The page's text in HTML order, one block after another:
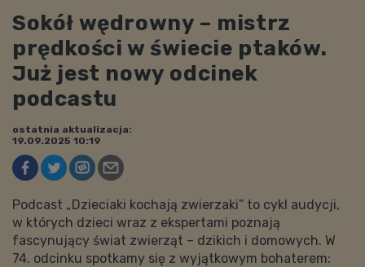
Sokół wędrowny – mistrz
prędkości w świecie ptaków.
Już jest nowy odcinek
podcastu
ostatnia aktualizacja:
19.09.2025 10:19
Podcast „Dzieciaki kochają zwierzaki” to cykl audycji,
w których dzieci wraz z ekspertami poznają
fascynujący świat zwierząt – dzikich i domowych. W
74. odcinku spotkamy się z wyjątkowym bohaterem: